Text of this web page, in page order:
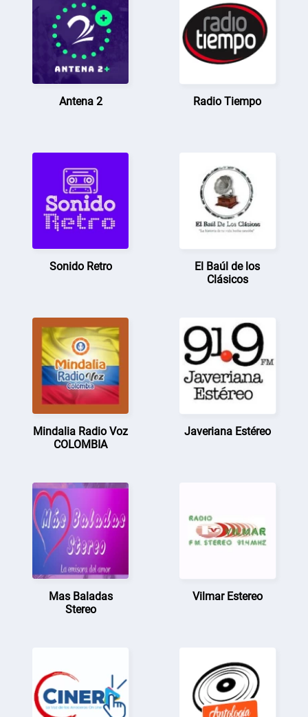
Antena 2 Radio Tiempo
Sonido Retro
El Baúl de los
Clásicos
Mindalia Radio Voz
COLOMBIA
Javeriana Estéreo
Mas Baladas
Stereo
Vilmar Estereo